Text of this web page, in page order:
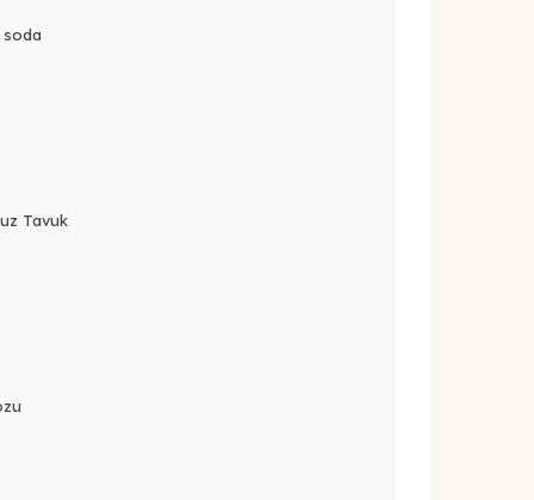
soda
Tavuk